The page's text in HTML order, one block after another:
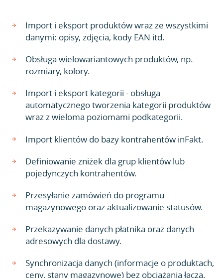
Import i eksport produktów wraz ze wszystkimi
danymi: opisy, zdjęcia, kody EAN itd.
Obsługa wielowariantowych produktów, np.
rozmiary, kolory.
Import i eksport kategorii - obsługa
automatycznego tworzenia kategorii produktów
wraz z wieloma poziomami podkategorii.
Import klientów do bazy kontrahentów inFakt.
Definiowanie zniżek dla grup klientów lub
pojedynczych kontrahentów.
Przesyłanie zamówień do programu
magazynowego oraz aktualizowanie statusów.
Przekazywanie danych płatnika oraz danych
adresowych dla dostawy.
Synchronizacja danych (informacje o produktach,
ceny, stany magazynowe) bez obciążania łącza.